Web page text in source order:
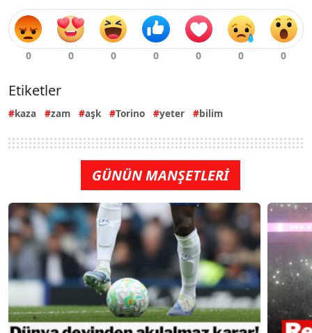
Etiketler
kaza zam aşk Torino yeter bilim
GÜNÜN MANŞETLERİ